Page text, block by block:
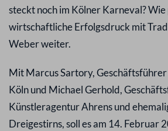
steckt noch im Kölner Karneval? Wie
wirtschaftliche Erfolgsdruck mit
Weber weiter.
Mit Marcus Sartory,
Köln und Michael Gerhold,
Künstleragentur Ahrens und
Dreigestirns, soll es am 14. Februar